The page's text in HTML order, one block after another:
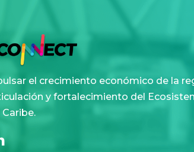
el crecimiento económico de la
y fortalecimiento del